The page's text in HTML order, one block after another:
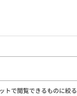
トで閲覧できるものに絞る